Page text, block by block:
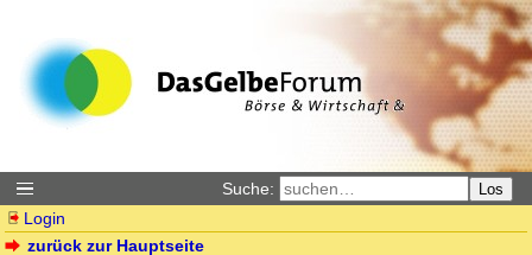
Suche: Los
Login
zurück zur Hauptseite